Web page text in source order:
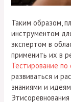
Таким образом,
инструментом
экспертом в
применить их в
Тестирование по
развиваться и
знаниями и